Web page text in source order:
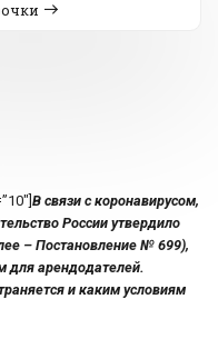
В связи с коронавирусом,
России утвердило
– Постановление № 699),
для арендодателей.
и каким условиям